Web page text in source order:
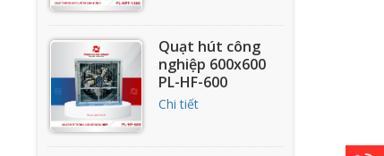
Quạt hút công
nghiệp 600x600
PL-HF-600
Chi tiết